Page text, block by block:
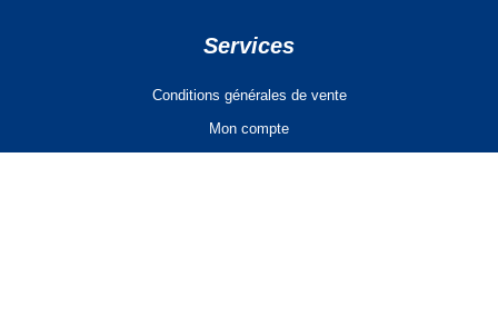
Services
Conditions générales de vente
Mon compte